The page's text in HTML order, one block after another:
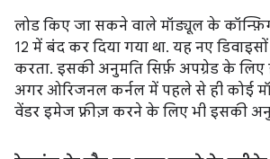
लोड किए जा सकने वाले मॉड्यूल के
12 में बंद कर दिया गया था. यह नए
करता. इसकी अनुमति सिर्फ़ अपग्रेड के
अगर ओरिजनल कर्नल में पहले से ही कोई
वेंडर इमेज फ़्रीज़ करने के लिए भी इसकी